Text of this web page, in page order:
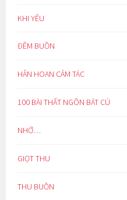
KHI YÊU
ĐÊM BUỒN
HÂN HOAN CẢM TÁC
100 BÀI THẤT NGÔN BÁT CÚ
NHỚ…
GIỌT THU
THU BUỒN